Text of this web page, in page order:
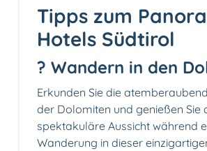
Tipps zum
Hotels Südtirol
?️ Wandern in den
Erkunden Sie die
der Dolomiten und genießen Sie
spektakuläre Aussicht während
Wanderung in dieser